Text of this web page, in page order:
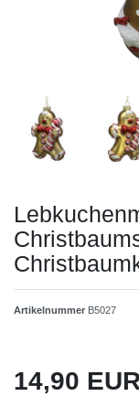
Artikelnummer B5027
14,90 EUR